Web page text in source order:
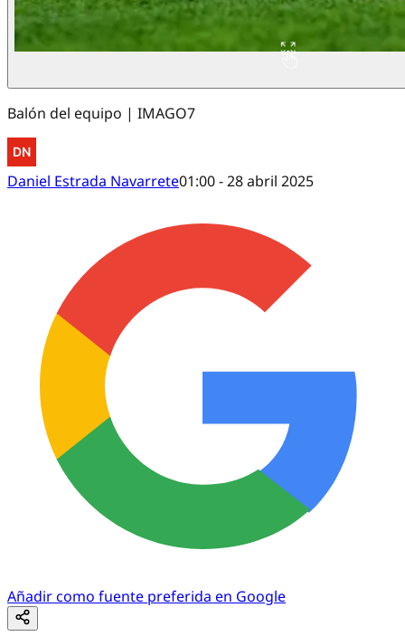
Balón del equipo | IMAGO7
Daniel Estrada Navarrete01:00 - 28 abril 2025
Añadir como fuente preferida en Google